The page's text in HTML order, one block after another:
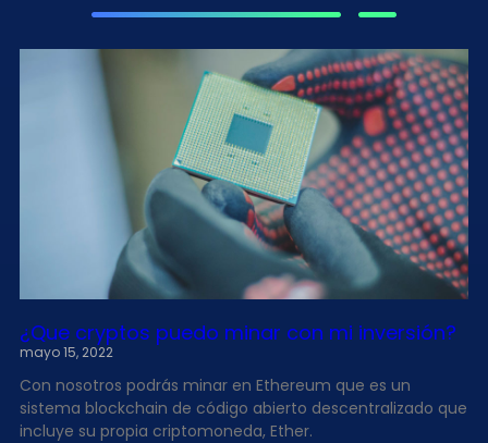
¿Que cryptos puedo minar con mi inversión?
mayo 15, 2022
Con nosotros podrás minar en Ethereum que es un
sistema blockchain de código abierto descentralizado que
incluye su propia criptomoneda, Ether.